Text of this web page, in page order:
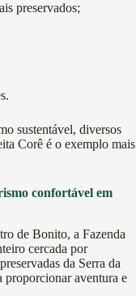
preservados;
sustentável, diversos
Corê é o exemplo mais
confortável em
de Bonito, a Fazenda
cercada por
da Serra da
proporcionar aventura e